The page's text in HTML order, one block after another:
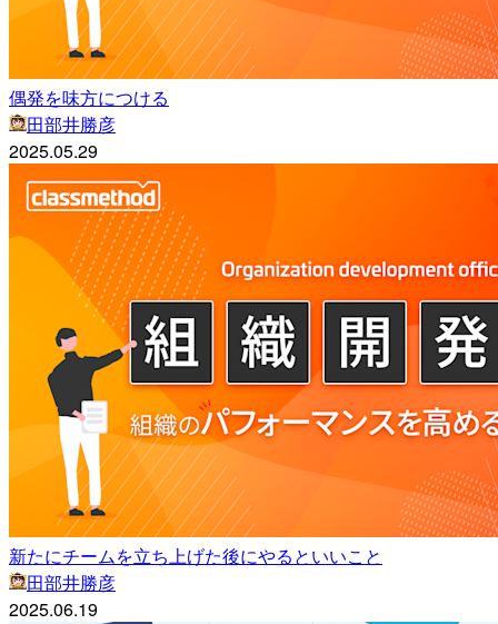
偶発を味方につける
田部井勝彦
2025.05.29
新たにチームを立ち上げた後にやるといいこと
田部井勝彦
2025.06.19